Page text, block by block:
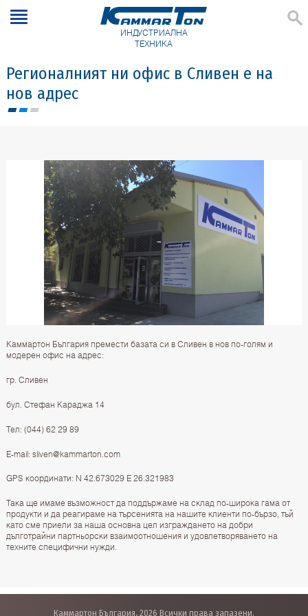
ИНДУСТРИАЛНА
ТЕХНИКА
Регионалният ни офис в Сливен е на
нов адрес
Каммартон България премести базата си в Сливен в нов по-голям и
модерен офис на адрес:
гр. Сливен
бул. Стефан Караджа 14
Тел: (044) 62 29 89
E-mail: sliven@kammarton.com
GPS координати: N 42.673029 E 26.321983
Така ще имаме възможност да поддържаме на склад по-широка гама от
продукти и да реагираме на търсенията на нашите клиенти по-бързо, тъй
като сме приели за наша основна цел изграждането на добри
дълготрайни партньорски взаимоотношения и удовлетворяването на
техните специфични нужди.
Каммартон България, 2026 Всички права запазени.